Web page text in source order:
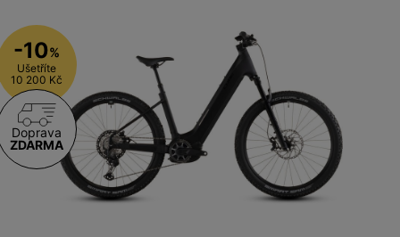
-10%
Ušetříte
10 200 Kč
Doprava
ZDARMA